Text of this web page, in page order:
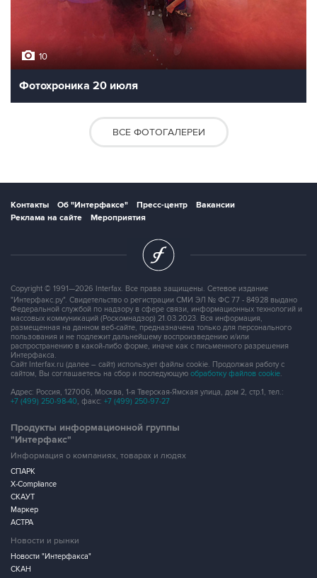
10
Фотохроника 20 июля
ВСЕ ФОТОГАЛЕРЕИ
Контакты Об "Интерфаксе" Пресс-центр
Вакансии
Реклама на сайте
Мероприятия
Copyright © 1991—2026 Interfax. Все права защищены. Сетевое издание
"Интерфакс.ру". Свидетельство о регистрации СМИ ЭЛ № ФС 77 - 84928 выдано
Федеральной службой по надзору в сфере связи, информационных технологий и
массовых коммуникаций (Роскомнадзор) 21.03.2023. Вся информация,
размещенная на данном веб-сайте, предназначена только для персонального
пользования и не подлежит дальнейшему воспроизведению и/или
распространению в какой-либо форме, иначе как с письменного разрешения
Интерфакса.
Сайт Interfax.ru (далее – сайт) использует файлы cookie. Продолжая работу с
сайтом, Вы соглашаетесь на сбор и последующую обработку файлов cookie.
Адрес: Россия, 127006, Москва, 1-я Тверская-Ямская улица, дом 2, стр.1, тел.:
+7 (499) 250-98-40, факс: +7 (499) 250-97-27
Продукты информационной группы
"Интерфакс"
Информация о компаниях, товарах и людях
СПАРК
X-Compliance
СКАУТ
Маркер
АСТРА
Новости и рынки
Новости "Интерфакса"
СКАН